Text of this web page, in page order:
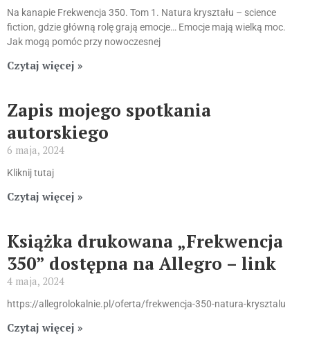
Na kanapie Frekwencja 350. Tom 1. Natura kryształu – science
fiction, gdzie główną rolę grają emocje… Emocje mają wielką moc.
Jak mogą pomóc przy nowoczesnej
Czytaj więcej »
Zapis mojego spotkania
autorskiego
6 maja, 2024
Kliknij tutaj
Czytaj więcej »
Książka drukowana „Frekwencja
350” dostępna na Allegro – link
4 maja, 2024
https://allegrolokalnie.pl/oferta/frekwencja-350-natura-krysztalu
Czytaj więcej »